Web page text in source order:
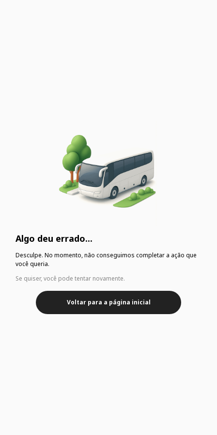
Algo deu errado...
Desculpe. No momento, não conseguimos completar a ação que
você queria.
Se quiser, você pode tentar novamente.
Voltar para a página inicial